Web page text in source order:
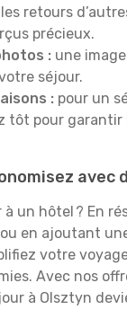
les retours
précieux.
: une
séjour.
: pour un
tôt pour garantir
un hôtel ? En
en ajoutant
votre
Avec nos
à Olsztyn